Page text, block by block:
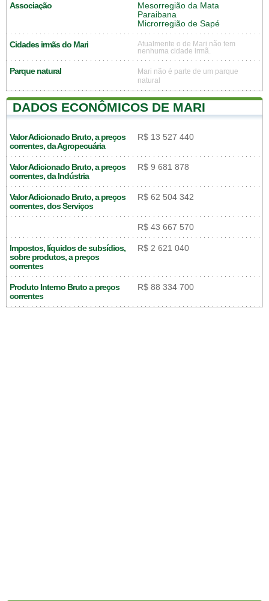
Associação
Mesorregião da Mata
Paraibana
Microrregião de Sapé
Cidades irmãs do Mari
Atualmente o de Mari não tem
nenhuma cidade irmã.
Parque natural
Mari não é parte de um parque
natural
DADOS ECONÔMICOS DE MARI
Valor Adicionado Bruto, a preços
correntes, da Agropecuária
R$ 13 527 440
Valor Adicionado Bruto, a preços
correntes, da Indústria
R$ 9 681 878
Valor Adicionado Bruto, a preços
correntes, dos Serviços
R$ 62 504 342
R$ 43 667 570
Impostos, líquidos de subsídios,
sobre produtos, a preços
correntes
R$ 2 621 040
Produto Interno Bruto a preços
correntes
R$ 88 334 700